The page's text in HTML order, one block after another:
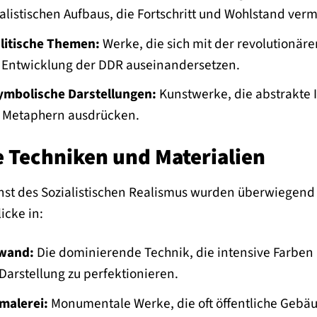
Aufbaus, die Fortschritt und Wohlstand
Themen:Werke, die sich mit der
der DDR auseinandersetzen.
Darstellungen: Kunstwerke, die
ausdrücken.
und Materialien
des Sozialistischen Realismus wurden
in:
Die dominierende Technik, die intensive
zu perfektionieren.
Monumentale Werke, die oft öffentliche